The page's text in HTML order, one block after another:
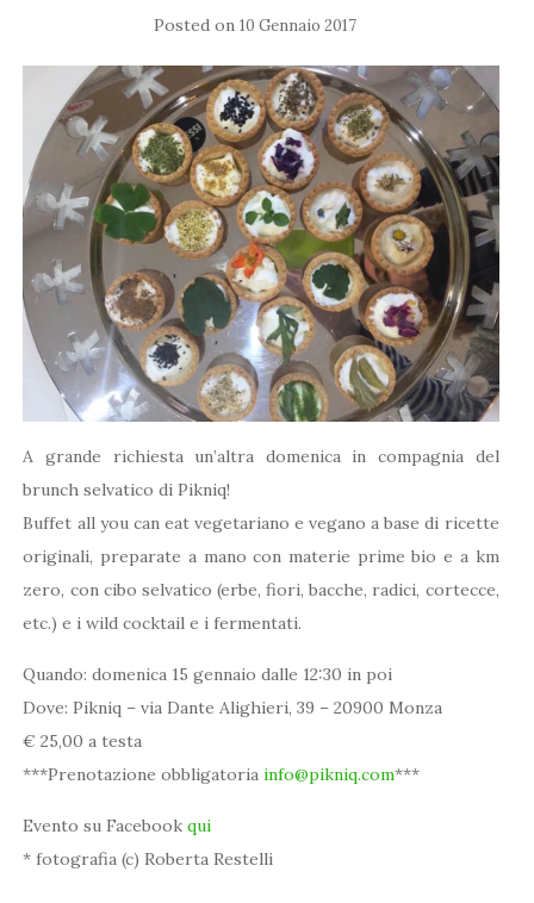
Posted on 10 Gennaio 2017
A grande richiesta un’altra domenica in compagnia del
brunch selvatico di Pikniq!
Buffet all you can eat vegetariano e vegano a base di ricette
originali, preparate a mano con materie prime bio e a km
zero, con cibo selvatico (erbe, fiori, bacche, radici, cortecce,
etc.) e i wild cocktail e i fermentati.
Quando: domenica 15 gennaio dalle 12:30 in poi
Dove: Pikniq – via Dante Alighieri, 39 – 20900 Monza
€ 25,00 a testa
***Prenotazione obbligatoriainfo@pikniq.com***
Evento su Facebookqui
* fotografia (c) Roberta Restelli